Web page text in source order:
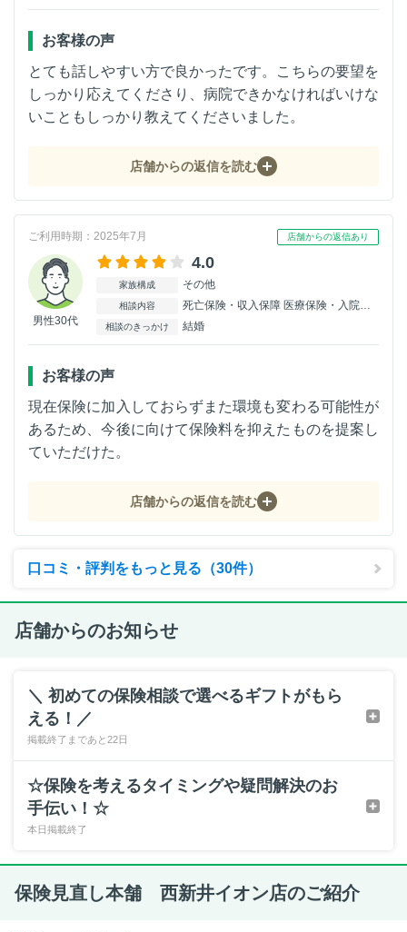
お客様の声
とても話しやすい方で良かったです。こちらの要望を
しっかり応えてくださり、病院できかなければいけな
いこともしっかり教えてくださいました。
店舗からの返信を読む
ご利用時期：2025年7月 店舗からの返信あり
男性30代
4.0
家族構成 その他
相談内容 死亡保険・収入保障 医療保険・入院保険
相談のきっかけ 結婚
お客様の声
現在保険に加入しておらずまた環境も変わる可能性が
あるため、今後に向けて保険料を抑えたものを提案し
ていただけた。
店舗からの返信を読む
口コミ・評判をもっと見る（30件）
店舗からのお知らせ
＼ 初めての保険相談で選べるギフトがもら
える！／
掲載終了まであと22日
☆保険を考えるタイミングや疑問解決のお
手伝い！☆
本日掲載終了
保険見直し本舗 西新井イオン店のご紹介